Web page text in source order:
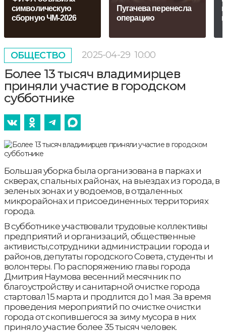
символическую
сборную ЧМ-2026
Пугачева перенесла
операцию
ОБЩЕСТВО 2025-04-29 10:00
Более 13 тысяч владимирцев
приняли участие в городском
субботнике
Большая уборка была организована в парках и
скверах, спальных районах, на выездах из города, в
зеленых зонах и у водоемов, в отдаленных
микрорайонах и присоединенных территориях
города.
В субботнике участвовали трудовые коллективы
предприятий и организаций, общественные
активисты,сотрудники администрации города и
районов, депутаты городского Совета, студенты и
волонтеры. По распоряжению главы города
Дмитрия Наумова весенний месячник по
благоустройству и санитарной очистке города
стартовал 15 марта и продлится до 1 мая. За время
проведения мероприятий по очистке очистки
города от скопившегося за зиму мусора в них
приняло участие более 35 тысяч человек.